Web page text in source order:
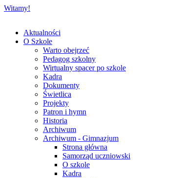
Witamy!
Aktualności
O Szkole
Warto obejrzeć
Pedagog szkolny
Wirtualny spacer po szkole
Kadra
Dokumenty
Świetlica
Projekty
Patron i hymn
Historia
Archiwum
Archiwum - Gimnazjum
Strona główna
Samorząd uczniowski
O szkole
Kadra